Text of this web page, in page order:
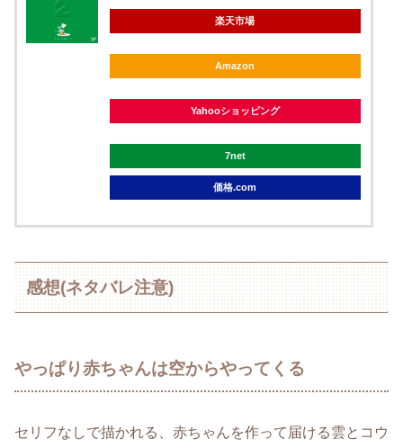
楽天市場
Amazon
Yahooショッピング
7net
価格.com
感想(ネタバレ注意)
やっぱり赤ちゃんは空からやってくる
セリフなしで描かれる、赤ちゃんを作って届ける雲とコウ